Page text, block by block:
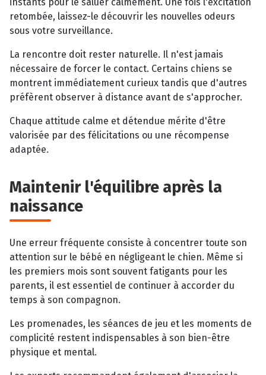
retombée, laissez-le découvrir les nouvelles odeurs
sous votre surveillance.
La rencontre doit rester naturelle. Il n'est jamais
nécessaire de forcer le contact. Certains chiens se
montrent immédiatement curieux tandis que d'autres
préfèrent observer à distance avant de s'approcher.
Chaque attitude calme et détendue mérite d'être
valorisée par des félicitations ou une récompense
adaptée.
Maintenir l'équilibre après la
naissance
Une erreur fréquente consiste à concentrer toute son
attention sur le bébé en négligeant le chien. Même si
les premiers mois sont souvent fatigants pour les
parents, il est essentiel de continuer à accorder du
temps à son compagnon.
Les promenades, les séances de jeu et les moments de
complicité restent indispensables à son bien-être
physique et mental.